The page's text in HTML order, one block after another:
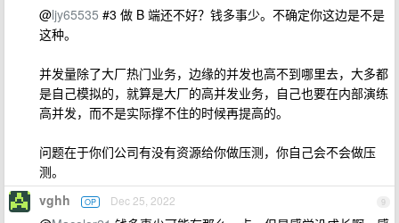
@ljy65535 #3 做 B 端还不好？钱多事少。不确定你这边是不是
这种。
并发量除了大厂热门业务，边缘的并发也高不到哪里去，大多都
是自己模拟的，就算是大厂的高并发业务，自己也要在内部演练
高并发，而不是实际撑不住的时候再提高的。
问题在于你们公司有没有资源给你做压测，你自己会不会做压
测。
9
vghh OP Dec 25, 2022